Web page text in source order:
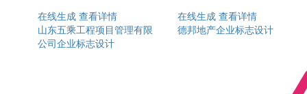
在线生成 查看详情
山东五乘工程项目管理有限
公司企业标志设计
在线生成 查看详情
德邦地产企业标志设计